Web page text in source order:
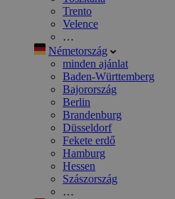
Trento
Velence
…
Németország
minden ajánlat
Baden-Württemberg
Bajorország
Berlin
Brandenburg
Düsseldorf
Fekete erdő
Hamburg
Hessen
Szászország
…